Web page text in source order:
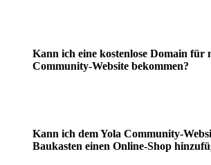
Kann ich eine kostenlose Domain für
Community-Website bekommen?
Kann ich dem Yola Community-
Baukasten einen Online-Shop